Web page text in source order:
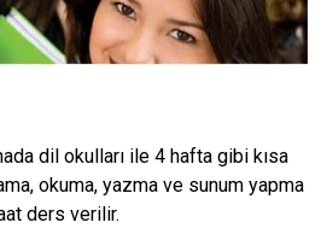
dil okulları ile 4 hafta gibi kısa
okuma, yazma ve sunum yapma
ders verilir.